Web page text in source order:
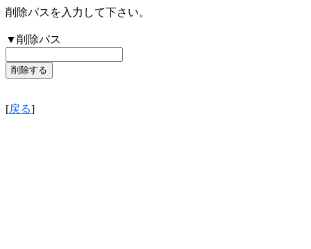
削除パスを入力して下さい。
▼削除パス
[戻る]